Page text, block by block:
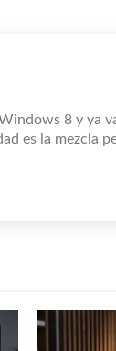
8 y ya
es la mezcla